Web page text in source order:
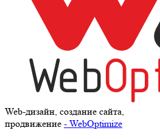
Web-дизайн, создание сайта,
продвижение - WebOptimize